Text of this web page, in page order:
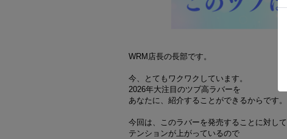
WRM店長の長部です。
今、とてもワクワクしています。
2026年大注目のツブ高ラバーを
あなたに、紹介することができるからです。
今回は、このラバーを発売することに対して
テンションが上がっているので